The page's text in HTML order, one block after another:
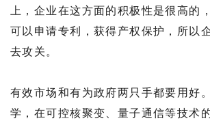
上，企业在这方面的积极性是很高的
可以申请专利，获得产权保护，所以
去攻关。
有效市场和有为政府两只手都要用好
学，在可控核聚变、量子通信等技术